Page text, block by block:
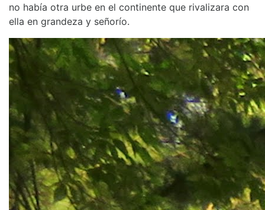
no había otra urbe en el continente que rivalizara con
ella en grandeza y señorío.